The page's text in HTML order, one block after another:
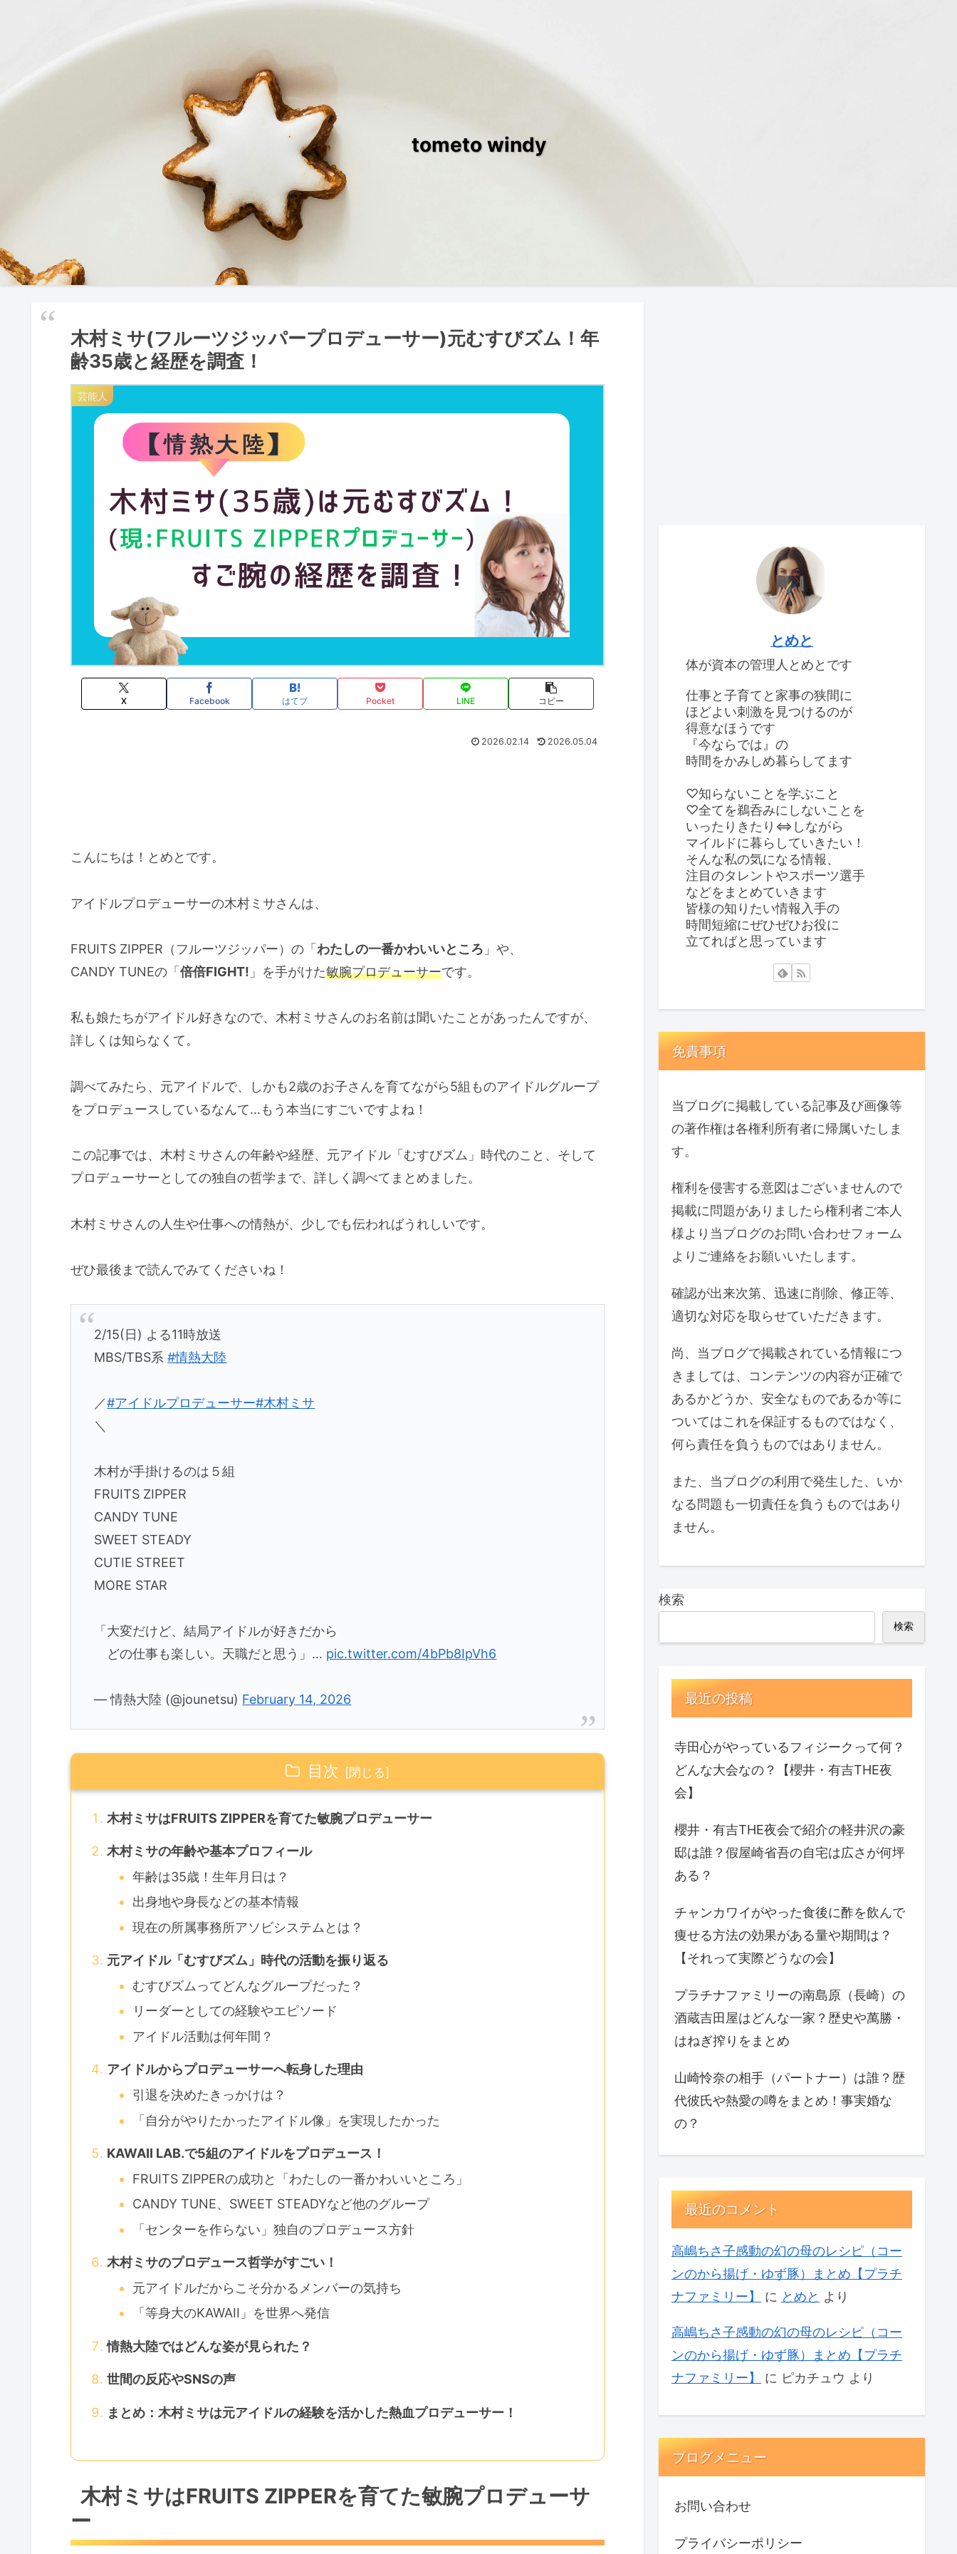
tometo windy
木村ミサ(フルーツジッパープロデューサー)元むすびズム！年
齢35歳と経歴を調査！
芸能人
X Facebook はてブ Pocket LINE コピー
2026.02.14 2026.05.04
こんにちは！とめとです。
アイドルプロデューサーの木村ミサさんは、
FRUITS ZIPPER（フルーツジッパー）の「 わたしの一番かわいいところ 」や、
CANDY TUNEの「 倍倍FIGHT! 」を手がけた敏腕プロデューサーです。
私も娘たちがアイドル好きなので、木村ミサさんのお名前は聞いたことがあったんですが、
詳しくは知らなくて。
調べてみたら、元アイドルで、しかも2歳のお子さんを育てながら5組ものアイドルグループ
をプロデュースしているなんて…もう本当にすごいですよね！
この記事では、木村ミサさんの年齢や経歴、元アイドル「むすびズム」時代のこと、そして
プロデューサーとしての独自の哲学まで、詳しく調べてまとめました。
木村ミサさんの人生や仕事への情熱が、少しでも伝わればうれしいです。
ぜひ最後まで読んでみてくださいね！
2/15(日) よる11時放送
MBS/TBS系#情熱大陸
／#アイドルプロデューサー#木村ミサ
＼
木村が手掛けるのは５組
FRUITS ZIPPER
CANDY TUNE
SWEET STEADY
CUTIE STREET
MORE STAR
「大変だけど、結局アイドルが好きだから
どの仕事も楽しい。天職だと思う」… pic.twitter.com/4bPb8IpVh6
— 情熱大陸 (@jounetsu) February 14, 2026
目次
木村ミサはFRUITS ZIPPERを育てた敏腕プロデューサー
木村ミサの年齢や基本プロフィール
年齢は35歳！生年月日は？
出身地や身長などの基本情報
現在の所属事務所アソビシステムとは？
元アイドル「むすびズム」時代の活動を振り返る
むすびズムってどんなグループだった？
リーダーとしての経験やエピソード
アイドル活動は何年間？
アイドルからプロデューサーへ転身した理由
引退を決めたきっかけは？
「自分がやりたかったアイドル像」を実現したかった
KAWAII LAB.で5組のアイドルをプロデュース！
FRUITS ZIPPERの成功と「わたしの一番かわいいところ」
CANDY TUNE、SWEET STEADYなど他のグループ
「センターを作らない」独自のプロデュース方針
木村ミサのプロデュース哲学がすごい！
元アイドルだからこそ分かるメンバーの気持ち
「等身大のKAWAII」を世界へ発信
情熱大陸ではどんな姿が見られた？
世間の反応やSNSの声
まとめ：木村ミサは元アイドルの経験を活かした熱血プロデューサー！
木村ミサはFRUITS ZIPPERを育てた敏腕プロデューサ
ー
とめと
体が資本の管理人とめとです
仕事と子育てと家事の狭間に
ほどよい刺激を見つけるのが
得意なほうです
『今ならでは』の
時間をかみしめ暮らしてます
♡知らないことを学ぶこと
♡全てを鵜呑みにしないことを
いったりきたり⇔しながら
マイルドに暮らしていきたい！
そんな私の気になる情報、
注目のタレントやスポーツ選手
などをまとめていきます
皆様の知りたい情報入手の
時間短縮にぜひぜひお役に
立てればと思っています
免責事項
当ブログに掲載している記事及び画像等
の著作権は各権利所有者に帰属いたしま
す。
権利を侵害する意図はございませんので
掲載に問題がありましたら権利者ご本人
様より当ブログのお問い合わせフォーム
よりご連絡をお願いいたします。
確認が出来次第、迅速に削除、修正等、
適切な対応を取らせていただきます。
尚、当ブログで掲載されている情報につ
きましては、コンテンツの内容が正確で
あるかどうか、安全なものであるか等に
ついてはこれを保証するものではなく、
何ら責任を負うものではありません。
また、当ブログの利用で発生した、いか
なる問題も一切責任を負うものではあり
ません。
検索
検索
最近の投稿
寺田心がやっているフィジークって何？
どんな大会なの？【櫻井・有吉THE夜
会】
櫻井・有吉THE夜会で紹介の軽井沢の豪
邸は誰？假屋崎省吾の自宅は広さが何坪
ある？
チャンカワイがやった食後に酢を飲んで
痩せる方法の効果がある量や期間は？
【それって実際どうなの会】
プラチナファミリーの南島原（長崎）の
酒蔵吉田屋はどんな一家？歴史や萬勝・
はねぎ搾りをまとめ
山崎怜奈の相手（パートナー）は誰？歴
代彼氏や熱愛の噂をまとめ！事実婚な
の？
最近のコメント
高嶋ちさ子感動の幻の母のレシピ（コー
ンのから揚げ・ゆず豚）まとめ【プラチ
ナファミリー】
に とめと より
高嶋ちさ子感動の幻の母のレシピ（コー
ンのから揚げ・ゆず豚）まとめ【プラチ
ナファミリー】
に ピカチュウ より
ブログメニュー
お問い合わせ
プライバシーポリシー